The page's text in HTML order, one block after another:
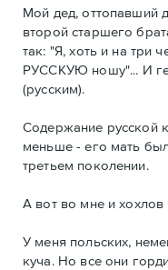
Мой дед, оттопавший
второй старшего
так: "Я, хоть и на три
РУССКУЮ ношу"... И
(русским).
Содержание русской
меньше - его мать
третьем поколении.
А вот во мне и
У меня польских,
куча. Но все они